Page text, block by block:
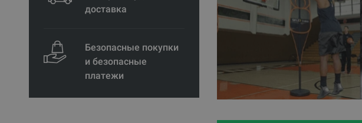
доставка
Безопасные покупки
и безопасные
платежи